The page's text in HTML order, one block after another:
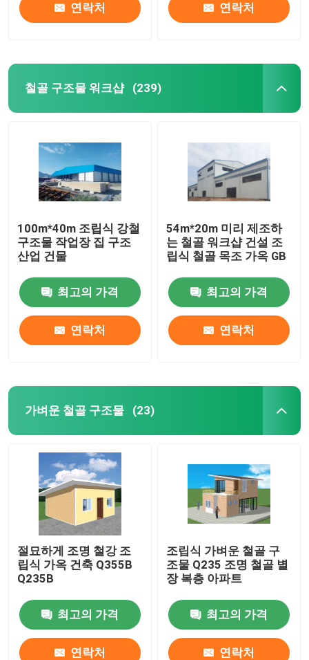
연락처 연락처
철골 구조물 워크샵 (239)
100m*40m 조립식 강철
구조물 작업장 집 구조
산업 건물
최고의 가격
연락처
54m*20m 미리 제조하
는 철골 워크샵 건설 조
립식 철골 목조 가옥 GB
최고의 가격
연락처
가벼운 철골 구조물 (23)
절묘하게 조명 철강 조
립식 가옥 건축 Q355B
Q235B
최고의 가격
연락처
조립식 가벼운 철골 구
조물 Q235 조명 철골 별
장 복층 아파트
최고의 가격
연락처